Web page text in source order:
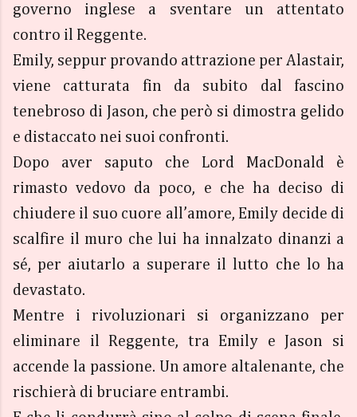
governo inglese a sventare un attentato
contro il Reggente.
Emily, seppur provando attrazione per Alastair,
viene catturata fin da subito dal fascino
tenebroso di Jason, che però si dimostra gelido
e distaccato nei suoi confronti.
Dopo aver saputo che Lord MacDonald è
rimasto vedovo da poco, e che ha deciso di
chiudere il suo cuore all’amore, Emily decide di
scalfire il muro che lui ha innalzato dinanzi a
sé, per aiutarlo a superare il lutto che lo ha
devastato.
Mentre i rivoluzionari si organizzano per
eliminare il Reggente, tra Emily e Jason si
accende la passione. Un amore altalenante, che
rischierà di bruciare entrambi.